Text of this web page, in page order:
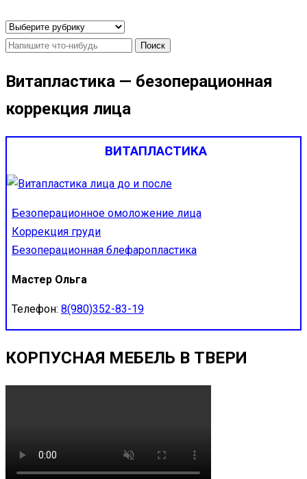
Рубрики
Найти:
Витапластика — безоперационная
коррекция лица
ВИТАПЛАСТИКА
Безоперационное омоложение лица
Коррекция груди
Безоперационная блефаропластика
Мастер Ольга
Телефон: 8(980)352-83-19
КОРПУСНАЯ МЕБЕЛЬ В ТВЕРИ